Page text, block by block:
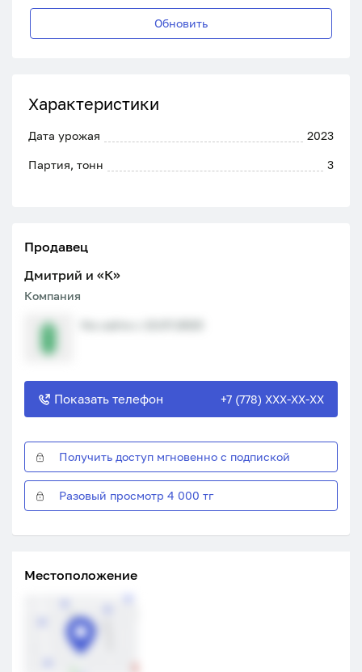
Обновить
Характеристики
Дата урожая 2023
Партия, тонн 3
Продавец
Дмитрий и «К»
Компания
Показать телефон +7 (778) XXX-XX-XX
Получить доступ мгновенно с подпиской
Разовый просмотр 4 000 тг
Местоположение